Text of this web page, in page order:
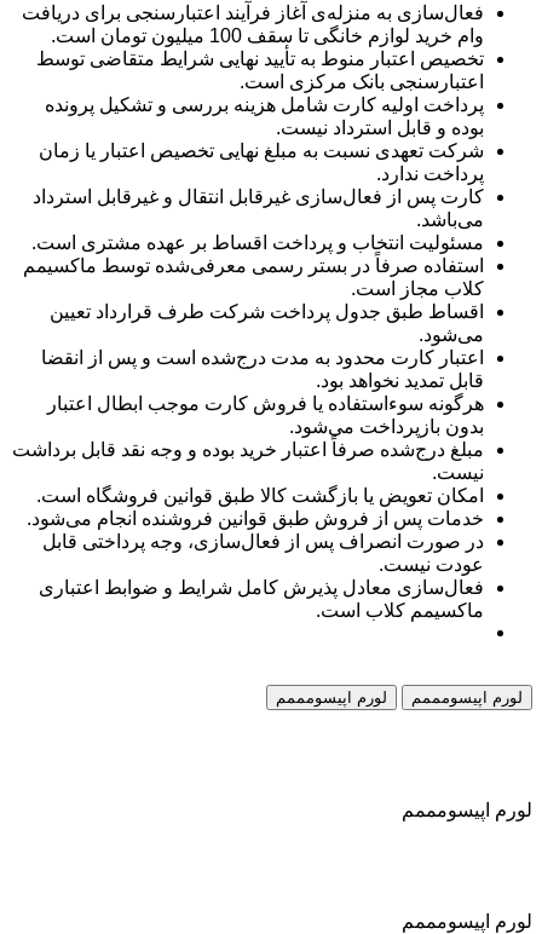
فعال‌سازی به منزله‌ی آغاز فرآیند اعتبارسنجی برای دریافت
وام خرید لوازم خانگی تا سقف 100 میلیون تومان است.
تخصیص اعتبار منوط به تأیید نهایی شرایط متقاضی توسط
اعتبارسنجی بانک مرکزی است.
پرداخت اولیه کارت شامل هزینه بررسی و تشکیل پرونده
بوده و قابل استرداد نیست.
شرکت تعهدی نسبت به مبلغ نهایی تخصیص اعتبار یا زمان
پرداخت ندارد.
کارت پس از فعال‌سازی غیرقابل انتقال و غیرقابل استرداد
می‌باشد.
مسئولیت انتخاب و پرداخت اقساط بر عهده مشتری است.
استفاده صرفاً در بستر رسمی معرفی‌شده توسط ماکسیمم
کلاب مجاز است.
اقساط طبق جدول پرداخت شرکت طرف قرارداد تعیین
می‌شود.
اعتبار کارت محدود به مدت درج‌شده است و پس از انقضا
قابل تمدید نخواهد بود.
هرگونه سوءاستفاده یا فروش کارت موجب ابطال اعتبار
بدون بازپرداخت می‌شود.
مبلغ درج‌شده صرفاً اعتبار خرید بوده و وجه نقد قابل برداشت
نیست.
امکان تعویض یا بازگشت کالا طبق قوانین فروشگاه است.
خدمات پس از فروش طبق قوانین فروشنده انجام می‌شود.
در صورت انصراف پس از فعال‌سازی، وجه پرداختی قابل
عودت نیست.
فعال‌سازی معادل پذیرش کامل شرایط و ضوابط اعتباری
ماکسیمم کلاب است.
لورم اپیسومممم لورم اپیسومممم
لورم اپیسومممم
لورم اپیسومممم